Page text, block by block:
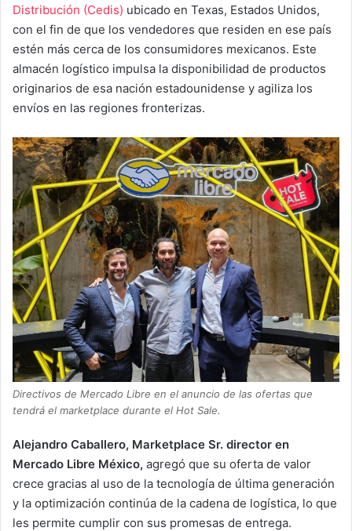
Distribución (Cedis) ubicado en Texas, Estados Unidos,
con el fin de que los vendedores que residen en ese país
estén más cerca de los consumidores mexicanos. Este
almacén logístico impulsa la disponibilidad de productos
originarios de esa nación estadounidense y agiliza los
envíos en las regiones fronterizas.
Directivos de Mercado Libre en el anuncio de las ofertas que
tendrá el marketplace durante el Hot Sale.
Alejandro Caballero, Marketplace Sr. director en
Mercado Libre México, agregó que su oferta de valor
crece gracias al uso de la tecnología de última generación
y la optimización continúa de la cadena de logística, lo que
les permite cumplir con sus promesas de entrega.